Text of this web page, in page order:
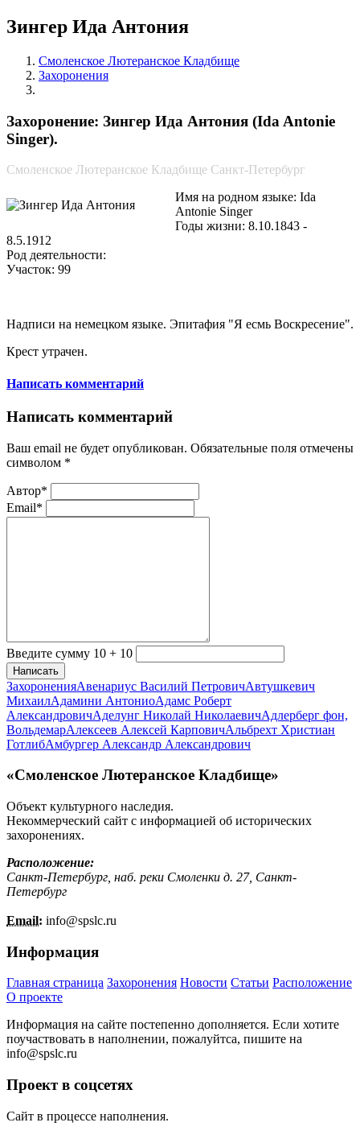
Зингер Ида Антония
Смоленское Лютеранское Кладбище
Захоронения
Захоронение: Зингер Ида Антония (Ida Antonie
Singer).
Смоленское Лютеранское Кладбище Санкт-Петербург
Имя на родном языке: Ida
Antonie Singer
Годы жизни: 8.10.1843 -
8.5.1912
Род деятельности:
Участок: 99
Надписи на немецком языке. Эпитафия "Я есмь Воскресение".
Крест утрачен.
Написать комментарий
Написать комментарий
Ваш email не будет опубликован. Обязательные поля отмечены
символом *
Автор*
Email*
Введите сумму 10 + 10
Написать
ЗахороненияАвенариус Василий ПетровичАвтушкевич
МихаилАдамини АнтониоАдамс Роберт
АлександровичАделунг Николай НиколаевичАдлерберг фон,
ВольдемарАлексеев Алексей КарповичАльбрехт Христиан
ГотлибАмбургер Александр Александрович
«Смоленское Лютеранское Кладбище»
Объект культурного наследия.
Некоммерческий сайт с информацией об исторических
захоронениях.
Расположение:
Санкт-Петербург, наб. реки Смоленки д. 27, Санкт-
Петербург
Email: info@spslc.ru
Информация
Главная страница Захоронения Новости Статьи Расположение
О проекте
Информация на сайте постепенно дополняется. Если хотите
поучаствовать в наполнении, пожалуйтса, пишите на
info@spslc.ru
Проект в соцсетях
Сайт в процессе наполнения.